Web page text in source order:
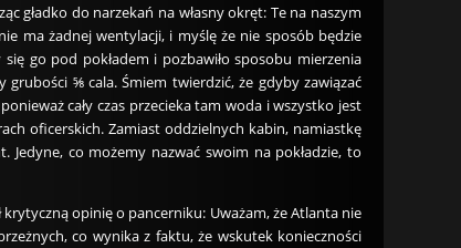
gładko do narzekań na własny okręt: Te na naszym
ma żadnej wentylacji, i myślę że nie sposób będzie
go pod pokładem i pozbawiło sposobu mierzenia
⅝ cala. Śmiem twierdzić, że gdyby zawiązać
cały czas przecieka tam woda i wszystko jest
oficerskich. Zamiast oddzielnych kabin, namiastkę
Jedyne, co możemy nazwać swoim na pokładzie, to
krytyczną opinię o pancerniku: Uważam, że Atlanta nie
co wynika z faktu, że wskutek konieczności